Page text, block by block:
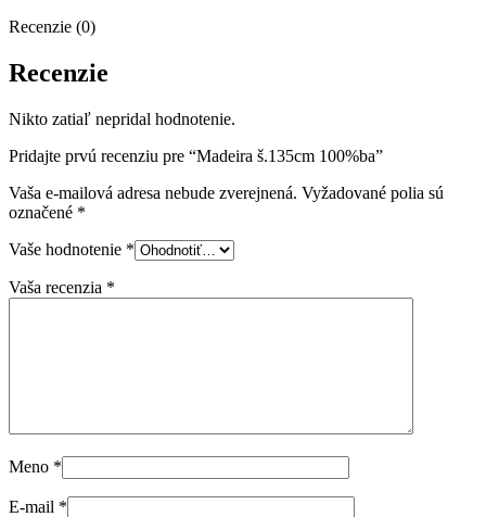
Recenzie (0)
Recenzie
Nikto zatiaľ nepridal hodnotenie.
Pridajte prvú recenziu pre “Madeira š.135cm 100%ba”
Vaša e-mailová adresa nebude zverejnená. Vyžadované polia sú
označené *
Vaše hodnotenie *
Vaša recenzia *
Meno *
E-mail *